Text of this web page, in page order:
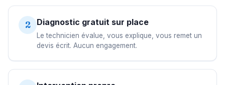
2 Diagnostic gratuit sur place
Le technicien évalue, vous explique, vous remet un
devis écrit. Aucun engagement.